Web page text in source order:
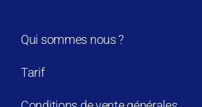
Qui sommes nous ?
Tarif